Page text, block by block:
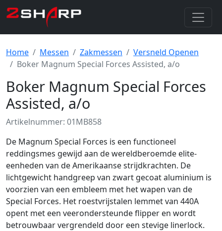
Home Messen Zakmessen
Versneld Openen
Boker Magnum Special Forces Assisted, a/o
Boker Magnum Special Forces
Assisted, a/o
Artikelnummer: 01MB858
De Magnum Special Forces is een functioneel
reddingsmes gewijd aan de wereldberoemde elite-
eenheden van de Amerikaanse strijdkrachten. De
lichtgewicht handgreep van zwart gecoat aluminium is
voorzien van een embleem met het wapen van de
Special Forces. Het roestvrijstalen lemmet van 440A
opent met een veerondersteunde flipper en wordt
betrouwbaar vergrendeld door een stevige linerlock.